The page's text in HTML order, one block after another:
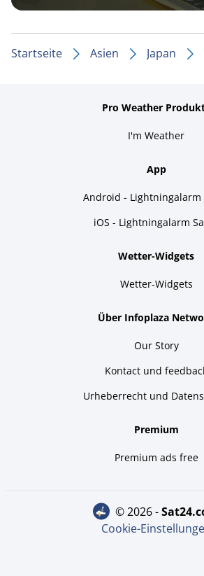
Startseite Asien Japan
Pro Weather
I'm Weather
App
Android - Lightningalarm
iOS - Lightningalarm
Wetter-Widgets
Wetter-Widgets
Über Infoplaza
Our Story
Kontact und
Urheberrecht und
Premium
Premium ads free
© 2026 -
Cookie-